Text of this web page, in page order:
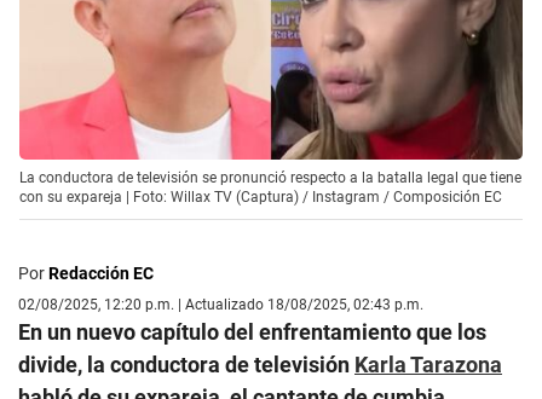
La conductora de televisión se pronunció respecto a la batalla legal que tiene
con su expareja | Foto: Willax TV (Captura) / Instagram / Composición EC
PorRedacción EC
02/08/2025, 12:20 p.m. | Actualizado 18/08/2025, 02:43 p.m.
En un nuevo capítulo del enfrentamiento que los
divide, la conductora de televisión Karla Tarazona